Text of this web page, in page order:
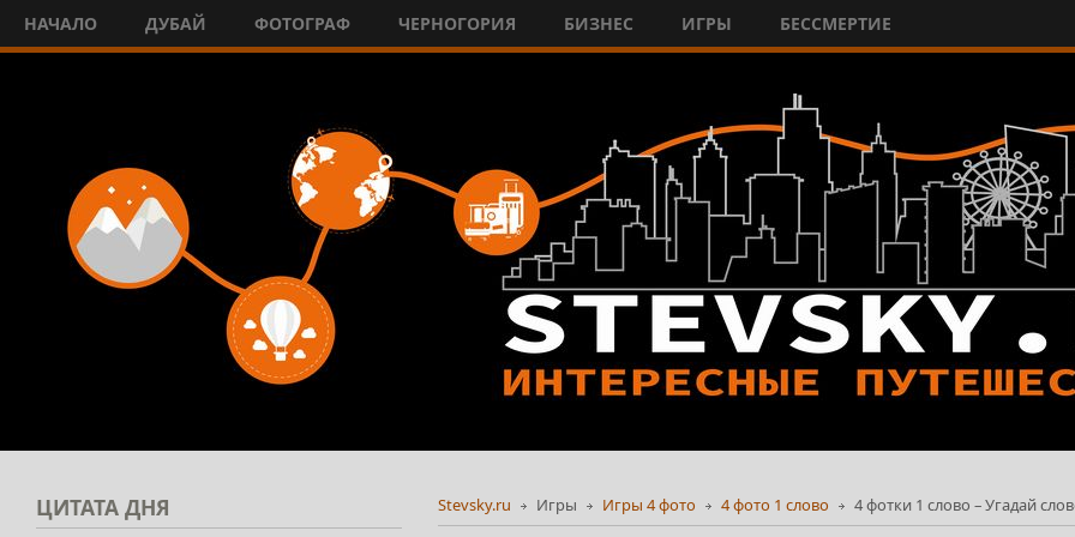
НАЧАЛО ДУБАЙ ФОТОГРАФ ЧЕРНОГОРИЯ БИЗНЕС ИГРЫ БЕССМЕРТИЕ
Stevsky.ru Игры Игры 4 фото 4 фото 1 слово 4 фотки 1 слово – Угадай
ЦИТАТА ДНЯ